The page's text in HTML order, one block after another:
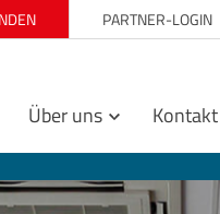
PARTNER-LOGIN
Über uns Kontakt